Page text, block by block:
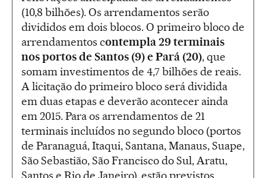
(10,8 bilhões). Os arrendamentos serão
divididos em dois blocos. O primeiro bloco de
arrendamentos contempla 29 terminais
nos portos de Santos (9) e Pará (20), que
somam investimentos de 4,7 bilhões de reais.
A licitação do primeiro bloco será dividida
em duas etapas e deverão acontecer ainda
em 2015. Para os arrendamentos de 21
terminais incluídos no segundo bloco (portos
de Paranaguá, Itaqui, Santana, Manaus, Suape,
São Sebastião, São Francisco do Sul, Aratu,
Santos e Rio de Janeiro), estão previstos